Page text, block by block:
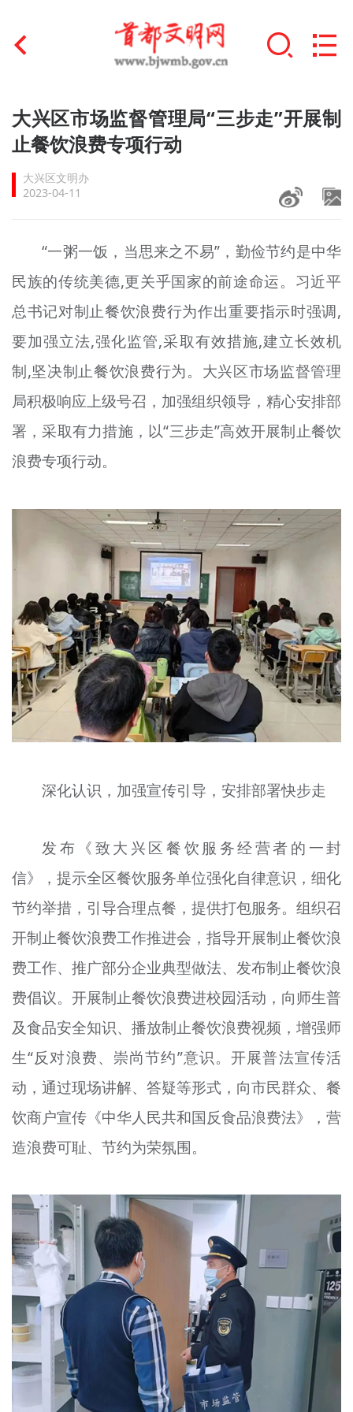
首页
文明创建
文明实践
未成年人思想道德建设
榜样人物
+
身边好人
文明评论
北京宣传文化引导基金
资料库
+
大兴区市场监督管理局“三步走”开展制
止餐饮浪费专项行动
大兴区文明办
2023-04-11
“一粥一饭，当思来之不易”，勤俭节约是中华
民族的传统美德,更关乎国家的前途命运。习近平
总书记对制止餐饮浪费行为作出重要指示时强调,
要加强立法,强化监管,采取有效措施,建立长效机
制,坚决制止餐饮浪费行为。大兴区市场监督管理
局积极响应上级号召，加强组织领导，精心安排部
署，采取有力措施，以“三步走”高效开展制止餐饮
浪费专项行动。
深化认识，加强宣传引导，安排部署快步走
发布《致大兴区餐饮服务经营者的一封
信》，提示全区餐饮服务单位强化自律意识，细化
节约举措，引导合理点餐，提供打包服务。组织召
开制止餐饮浪费工作推进会，指导开展制止餐饮浪
费工作、推广部分企业典型做法、发布制止餐饮浪
费倡议。开展制止餐饮浪费进校园活动，向师生普
及食品安全知识、播放制止餐饮浪费视频，增强师
生“反对浪费、崇尚节约”意识。开展普法宣传活
动，通过现场讲解、答疑等形式，向市民群众、餐
饮商户宣传《中华人民共和国反食品浪费法》，营
造浪费可耻、节约为荣氛围。